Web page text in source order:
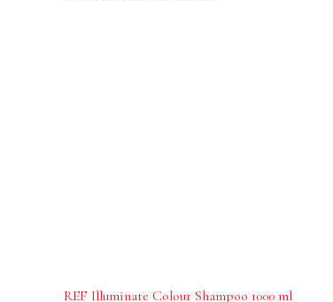
REF Illuminate Colour Shampoo 1000 ml